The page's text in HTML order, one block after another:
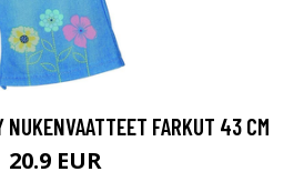
NUKENVAATTEET FARKUT 43 CM
20.9 EUR